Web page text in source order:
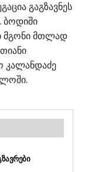
გაგზავნეს
ბოდიში
მგონი მთლად
კალანდაძე